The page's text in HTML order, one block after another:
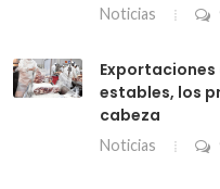
Noticias
Exportaciones
estables, los
cabeza
Noticias